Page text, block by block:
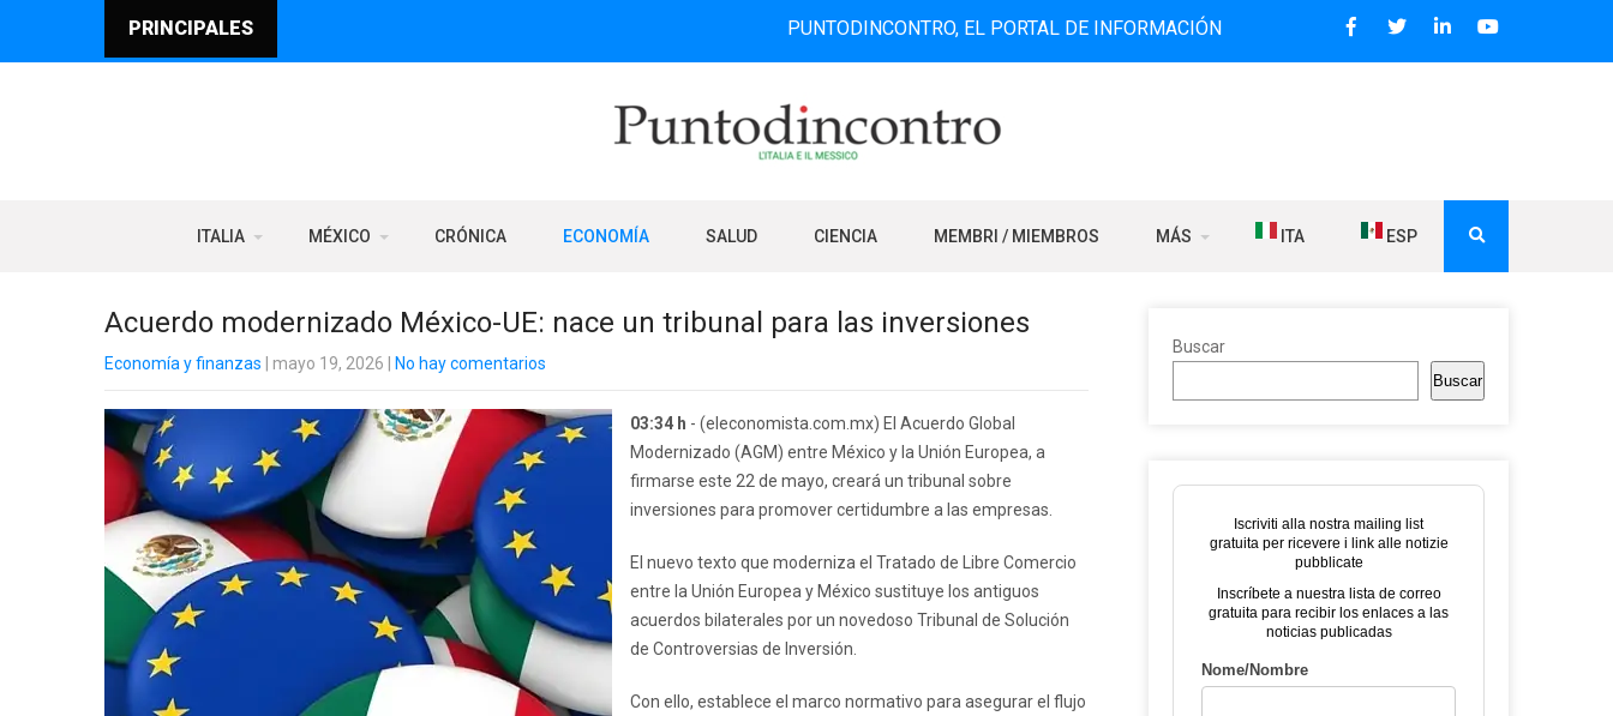
PRINCIPALES PUNTODINCONTRO, EL PORTAL DE INFORMACIÓN BILINGÜE QUE DESDE 2006 DIFUNDE NOTICIAS
ITALIA MÉXICO CRÓNICA ECONOMÍA SALUD CIENCIA MEMBRI / MIEMBROS MÁS ITA ESP
Acuerdo modernizado México-UE: nace un tribunal para las inversiones
Economía y finanzas | mayo 19, 2026 No hay comentarios
03:34 h - (eleconomista.com.mx) El Acuerdo Global
Modernizado (AGM) entre México y la Unión Europea, a
firmarse este 22 de mayo, creará un tribunal sobre
inversiones para promover certidumbre a las empresas.
El nuevo texto que moderniza el Tratado de Libre Comercio
entre la Unión Europea y México sustituye los antiguos
acuerdos bilaterales por un novedoso Tribunal de Solución
de Controversias de Inversión.
Con ello, establece el marco normativo para asegurar el flujo
Buscar
Buscar
Iscriviti alla nostra mailing list
gratuita per ricevere i link alle notizie
pubblicate
Inscríbete a nuestra lista de correo
gratuita para recibir los enlaces a las
noticias publicadas
Nome/Nombre